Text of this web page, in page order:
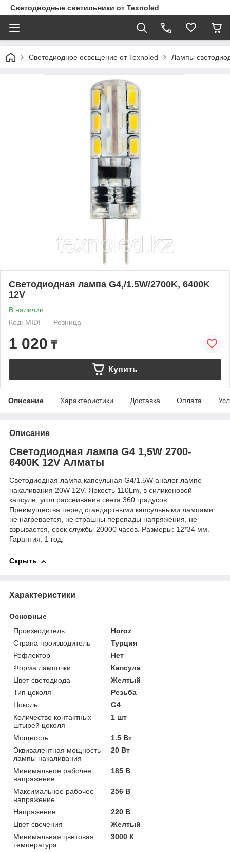
Светодиодные светильники от Texnoled
Светодиодное освещение от Texnoled Лампы
Светодиодная лампа G4,/1.5W/2700K, 6400K
12V
В наличии
Код: MIDI
Розница
1 020 ₸
Купить
Описание Характеристики Доставка Оплата
Описание
Светодиодная лампа G4 1,5W 2700-
6400K 12V Алматы
Cветодиодная лампа капсульная G4/1.5W аналог лампе
накаливания 20W 12V. Яркость 110Lm, в силиконовой
капсуле, угол рассеивания света 360 градусов.
Преимущества перед стандартными капсульными лампами:
не нагревается, не страшны перепады напряжения, не
взрывается, срок службы 20000 часов. Размеры: 12*34 мм.
Гарантия: 1 год.
Скрыть
Характеристики
Основные
Производитель
Horoz
Страна производитель
Турция
Рефлектор
Нет
Форма лампочки
Капсула
Цвет светодиода
Желтый
Тип цоколя
Резьба
Цоколь
G4
Количество контактных
штырей цоколя
1 шт
Мощность
1.5 Вт
Эквивалентная мощность
лампы накаливания
20 Вт
Минимальное рабочее
напряжение
185 В
Максимальное рабочее
напряжение
256 В
Напряжение
220 В
Цвет свечения
Желтый
Минимальная цветовая
температура
3000 К